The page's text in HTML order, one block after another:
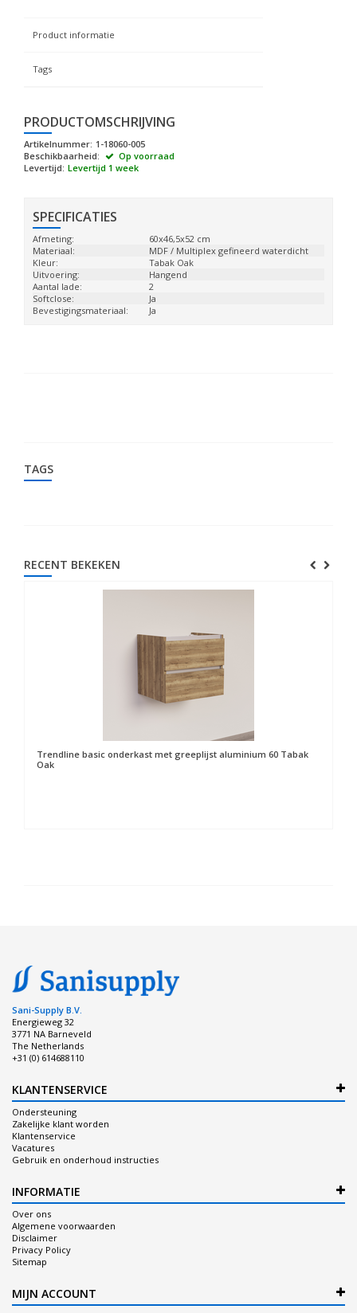
Product informatie
Tags
PRODUCTOMSCHRIJVING
Artikelnummer: 1-18060-005
Beschikbaarheid:
Op voorraad
Levertijd: Levertijd 1 week
SPECIFICATIES
Afmeting:
60x46,5x52 cm
Materiaal:
MDF / Multiplex gefineerd waterdicht
Kleur:
Tabak Oak
Uitvoering:
Hangend
Aantal lade:
2
Softclose:
Ja
Bevestigingsmateriaal:
Ja
TAGS
RECENT BEKEKEN
Trendline basic onderkast met greeplijst aluminium 60 Tabak
Oak
Sani-Supply B.V.
Energieweg 32
3771 NA Barneveld
The Netherlands
+31 (0) 614688110
KLANTENSERVICE
Ondersteuning
Zakelijke klant worden
Klantenservice
Vacatures
Gebruik en onderhoud instructies
INFORMATIE
Over ons
Algemene voorwaarden
Disclaimer
Privacy Policy
Sitemap
MIJN ACCOUNT